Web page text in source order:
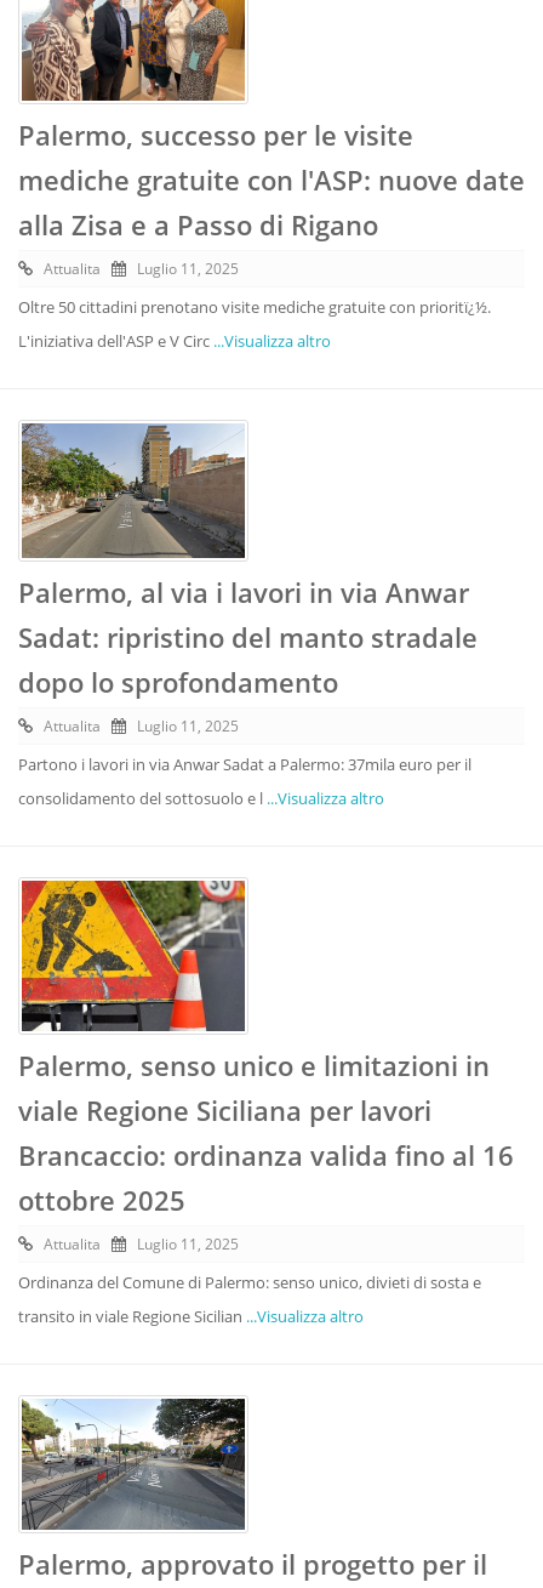
Palermo, successo per le visite
mediche gratuite con l'ASP: nuove date
alla Zisa e a Passo di Rigano
Attualita Luglio 11, 2025
Oltre 50 cittadini prenotano visite mediche gratuite con prioritï¿½.
L'iniziativa dell'ASP e V Circ ...Visualizza altro
Palermo, al via i lavori in via Anwar
Sadat: ripristino del manto stradale
dopo lo sprofondamento
Attualita Luglio 11, 2025
Partono i lavori in via Anwar Sadat a Palermo: 37mila euro per il
consolidamento del sottosuolo e l ...Visualizza altro
Palermo, senso unico e limitazioni in
viale Regione Siciliana per lavori
Brancaccio: ordinanza valida fino al 16
ottobre 2025
Attualita Luglio 11, 2025
Ordinanza del Comune di Palermo: senso unico, divieti di sosta e
transito in viale Regione Sicilian ...Visualizza altro
Palermo, approvato il progetto per il